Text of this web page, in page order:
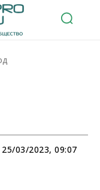
25/03/2023, 09:07